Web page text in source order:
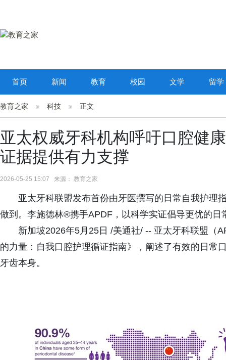
首页 新闻 教育 校园 文学 留学
教育之家 科技 正文
亚太权威牙科机构呼吁口腔健
证据提供有力支撑
2026-05-25 15:07 来源： 教育之家
亚太牙科联盟发布首份由牙医撰写的日常自我护理
做到。李施德林®携手APDF，以科学实证倡导更优的日
新加坡2026年5月25日 /美通社/ -- 亚太牙科联盟（
的力量：自我口腔护理循证指南》，阐述了有效的日常
牙齿本身。